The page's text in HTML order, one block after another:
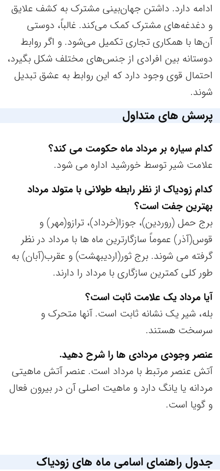
ادامه دارد. داشتن جهان‌بینی مشترک به کشف علایق
و دغدغه‌های مشترک کمک می‌کند. غالباً، دوستی
آن‌ها با همکاری تجاری تکمیل می‌شود. و اگر روابط
دوستانه بین افرادی از جنس‌های مختلف شکل بگیرد،
احتمال قوی وجود دارد که این روابط به عشق تبدیل
شوند.
پرسش های متداول
کدام سیاره بر مرداد ماه حکومت می کند؟
علامت شیر توسط خورشید اداره می شود.
کدام زودیاک از نظر رابطه طولانی با متولد مرداد
بهترین جفت است؟
برج حمل (روردین)، جوزا(خرداد)، ترازو(مهر) و
قوس(آذر) عموماً سازگارترین ماه ها با مرداد در نظر
گرفته می شوند. برج ثور(اردیبهشت) و عقرب(آبان) به
طور کلی کمترین سازگاری با مرداد را دارند.
آیا مرداد یک علامت ثابت است؟
بله، شیر یک نشانه ثابت است. آنها متحرک و
سرسخت هستند.
عنصر وجودی مردادی ها را شرح دهید.
آتش عنصر مرتبط با مرداد است. عنصر آتش ماهیتی
مردانه یا یانگ دارد و ماهیت اصلی آن در بیرون فعال
و گویا است.
جدول راهنمای اسامی ماه های زودیاک